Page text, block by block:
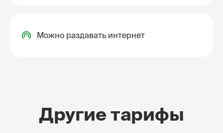
Можно раздавать интернет
Другие тарифы